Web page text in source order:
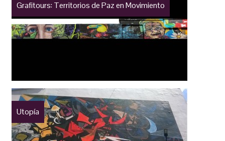
Grafitours: Territorios de Paz en Movimiento
Utopía